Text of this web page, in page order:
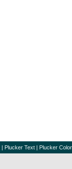
| Plucker Text | Plucker Color